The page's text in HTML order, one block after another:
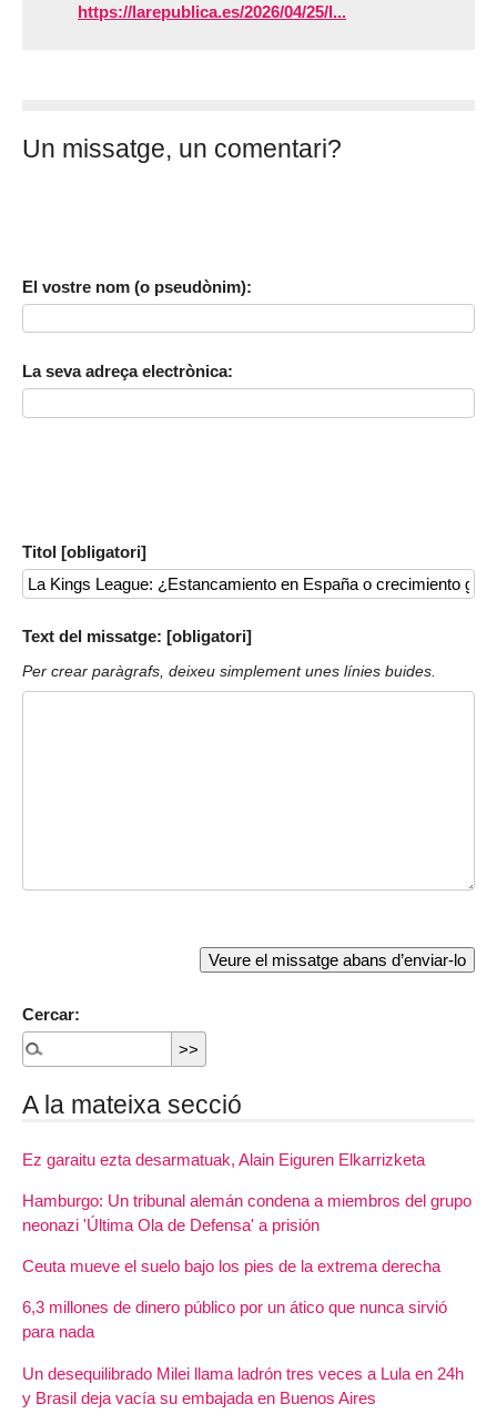
https://larepublica.es/2026/04/25/l...
Un missatge, un comentari?
El vostre nom (o pseudònim):
La seva adreça electrònica:
Titol [obligatori]
Text del missatge: [obligatori]
Per crear paràgrafs, deixeu simplement unes línies buides.
Cercar:
A la mateixa secció
Ez garaitu ezta desarmatuak, Alain Eiguren Elkarrizketa
Hamburgo: Un tribunal alemán condena a miembros del grupo
neonazi 'Última Ola de Defensa' a prisión
Ceuta mueve el suelo bajo los pies de la extrema derecha
6,3 millones de dinero público por un ático que nunca sirvió
para nada
Un desequilibrado Milei llama ladrón tres veces a Lula en 24h
y Brasil deja vacía su embajada en Buenos Aires